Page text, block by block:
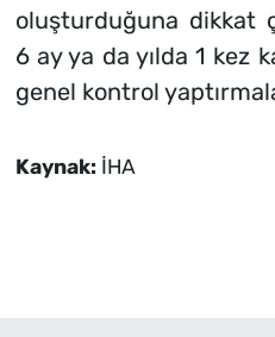
oluşturduğuna dikkat
6 ay ya da yılda 1 kez
genel kontrol
Kaynak: İHA